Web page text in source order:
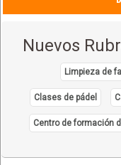
Nuevos
Limpieza de
Clases de pádel
Centro de formación